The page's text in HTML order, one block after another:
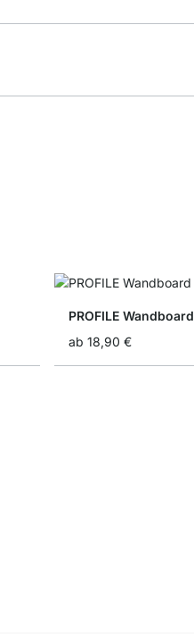
PROFILE Wandboard
ab 18,90 €